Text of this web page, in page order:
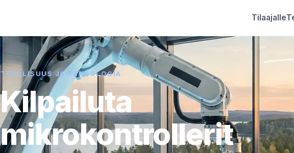
Tilaajalle
TEOLLISUUS JA TEKNOLOGIA
Kilpailuta
mikrokontrollerit